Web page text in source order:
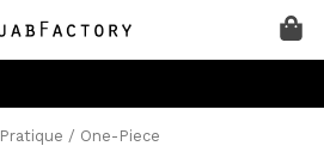
Pratique / One-Piece